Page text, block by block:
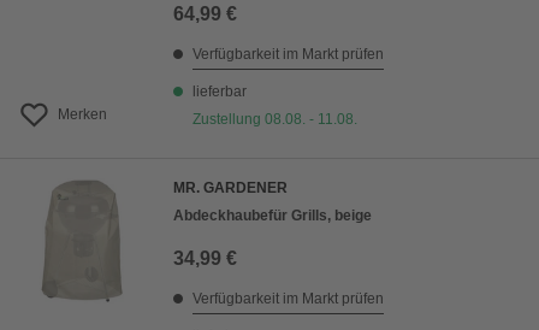
Merken
64,99 €
Verfügbarkeit im Markt prüfen
lieferbar
Zustellung 08.08. - 11.08.
MR. GARDENER
Abdeckhaubefür Grills, beige
34,99 €
Verfügbarkeit im Markt prüfen